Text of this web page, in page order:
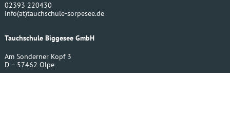
02393 220430
info(at)tauchschule-sorpesee.de
Tauchschule Biggesee GmbH
Am Sonderner Kopf 3
D – 57462 Olpe